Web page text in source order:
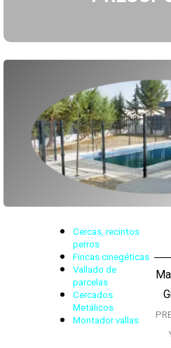
Cercas, recintos
perros
Fincas cinegéticas
Vallado de
parcelas
Cercados
Metálicos
Montador vallas